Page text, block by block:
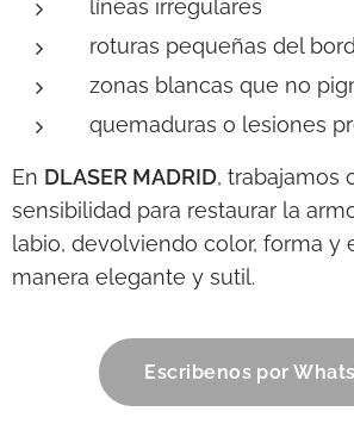
líneas irregulares
roturas pequeñas del
zonas blancas que no
quemaduras o lesiones
En DLASER MADRID, trabajamos
sensibilidad para restaurar la
labio, devolviendo color, forma y
manera elegante y sutil.
Escribenos por